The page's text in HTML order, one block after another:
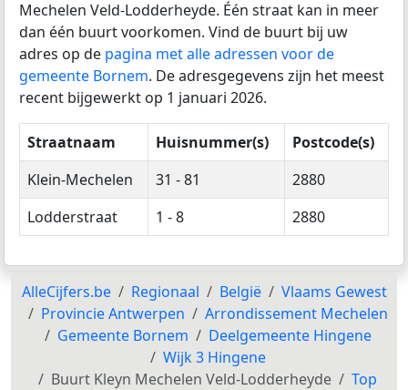
Mechelen Veld-Lodderheyde. Één straat kan in meer
dan één buurt voorkomen. Vind de buurt bij uw
adres op de pagina met alle adressen voor de
gemeente Bornem. De adresgegevens zijn het meest
recent bijgewerkt op 1 januari 2026.
Straatnaam Huisnummer(s)
Postcode(s)
Klein-Mechelen
31 - 81
2880
Lodderstraat
1 - 8 2880
AlleCijfers.be Regionaal België
Vlaams Gewest
Provincie Antwerpen
Arrondissement Mechelen
Gemeente Bornem
Deelgemeente Hingene
Wijk 3 Hingene
Buurt Kleyn Mechelen Veld-Lodderheyde
Top